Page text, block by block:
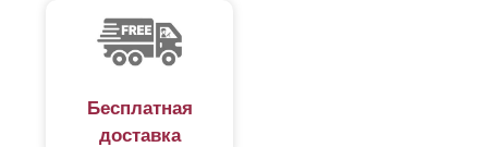
Бесплатная
доставка